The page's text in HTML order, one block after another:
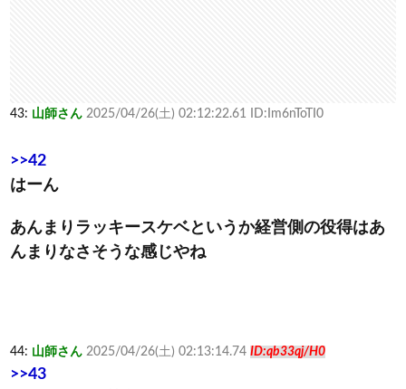
43: 山師さん 2025/04/26(土) 02:12:22.61 ID:Im6nToTI0
>>42
はーん
あんまりラッキースケベというか経営側の役得はあ
んまりなさそうな感じやね
44: 山師さん 2025/04/26(土) 02:13:14.74 ID:qb33qj/H0
>>43